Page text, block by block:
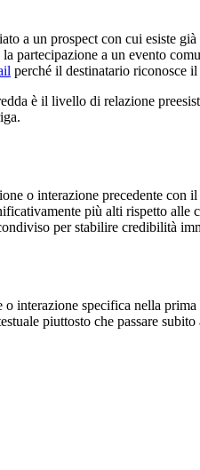
a un prospect con cui esiste
partecipazione a un evento
perché il destinatario riconosce
è il livello di relazione
o interazione precedente con
più alti rispetto alle
per stabilire credibilità
o interazione specifica nella
piuttosto che passare